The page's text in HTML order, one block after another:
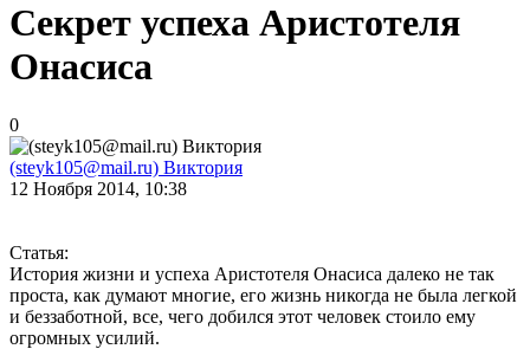
Секрет успеха Аристотеля
Онасиса
0
(steyk105@mail.ru) Виктория
12 Ноября 2014, 10:38
Статья:
История жизни и успеха Аристотеля Онасиса далеко не так
проста, как думают многие, его жизнь никогда не была легкой
и беззаботной, все, чего добился этот человек стоило ему
огромных усилий.